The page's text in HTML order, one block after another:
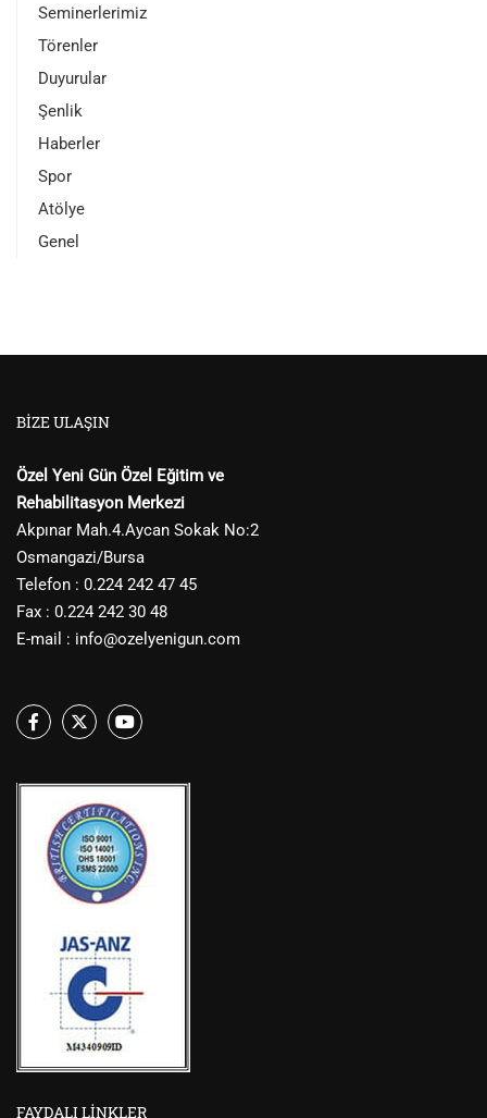
Seminerlerimiz
Törenler
Duyurular
Şenlik
Haberler
Spor
Atölye
Genel
BIZE ULAŞIN
Özel Yeni Gün Özel Eğitim ve
Rehabilitasyon Merkezi
Akpınar Mah.4.Aycan Sokak No:2
Osmangazi/Bursa
Telefon : 0.224 242 47 45
Fax : 0.224 242 30 48
E-mail : info@ozelyenigun.com
FAYDALI LINKLER